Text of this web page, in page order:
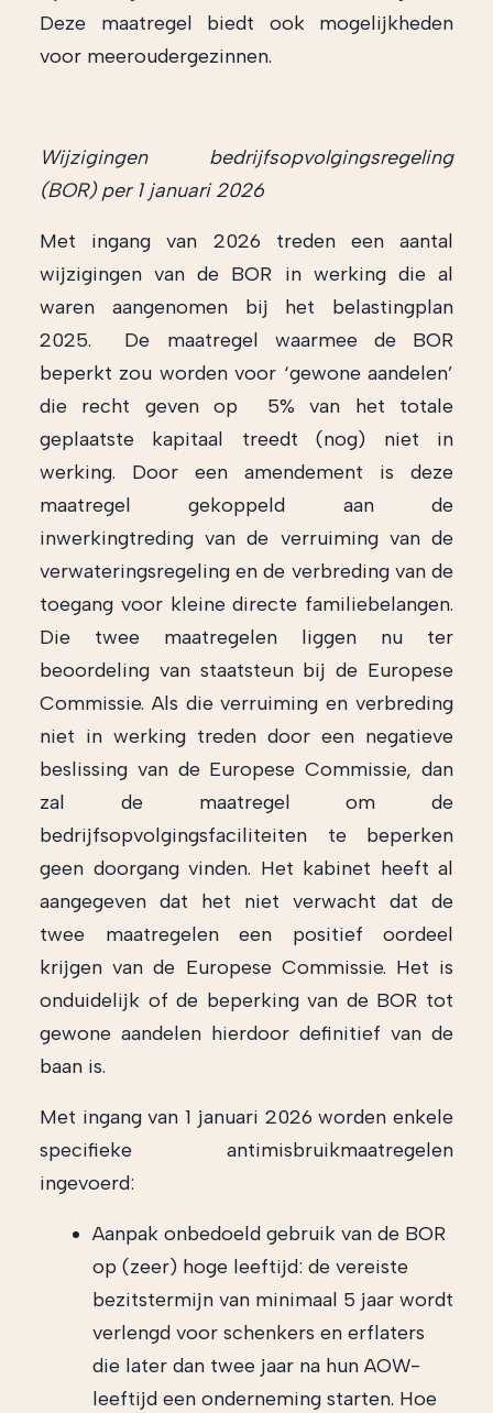
Deze maatregel biedt ook mogelijkheden
voor meeroudergezinnen.
Wijzigingen bedrijfsopvolgingsregeling
(BOR) per 1 januari 2026
Met ingang van 2026 treden een aantal
wijzigingen van de BOR in werking die al
waren aangenomen bij het belastingplan
2025. De maatregel waarmee de BOR
beperkt zou worden voor ‘gewone aandelen’
die recht geven op 5% van het totale
geplaatste kapitaal treedt (nog) niet in
werking. Door een amendement is deze
maatregel gekoppeld aan de
inwerkingtreding van de verruiming van de
verwateringsregeling en de verbreding van de
toegang voor kleine directe familiebelangen.
Die twee maatregelen liggen nu ter
beoordeling van staatsteun bij de Europese
Commissie. Als die verruiming en verbreding
niet in werking treden door een negatieve
beslissing van de Europese Commissie, dan
zal de maatregel om de
bedrijfsopvolgingsfaciliteiten te beperken
geen doorgang vinden. Het kabinet heeft al
aangegeven dat het niet verwacht dat de
twee maatregelen een positief oordeel
krijgen van de Europese Commissie. Het is
onduidelijk of de beperking van de BOR tot
gewone aandelen hierdoor definitief van de
baan is.
Met ingang van 1 januari 2026 worden enkele
specifieke antimisbruikmaatregelen
ingevoerd:
Aanpak onbedoeld gebruik van de BOR
op (zeer) hoge leeftijd: de vereiste
bezitstermijn van minimaal 5 jaar wordt
verlengd voor schenkers en erflaters
die later dan twee jaar na hun AOW-
leeftijd een onderneming starten. Hoe